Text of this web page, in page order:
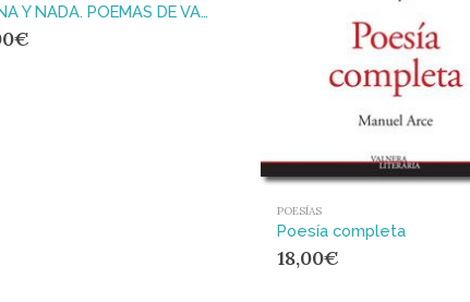
ARENA Y NADA. POEMAS DE VARIO TIEMPO Y LUGAR
€
POESÍAS
Poesía completa
18,00€